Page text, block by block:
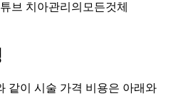
브 치아관리의모든것체
같이 시술 가격 비용은 아래와